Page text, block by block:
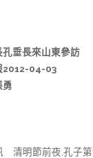
垂長來山東參訪
2012-04-03
勇
清明節前夜,孔子第